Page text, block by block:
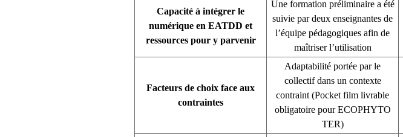
Capacité à intégrer le
numérique en EATDD et
ressources pour y parvenir
Une formation préliminaire a été
suivie par deux enseignantes de
l’équipe pédagogiques afin de
maîtriser l’utilisation
Facteurs de choix face aux
contraintes
Adaptabilité portée par le
collectif dans un contexte
contraint (Pocket film livrable
obligatoire pour ECOPHYTO
TER)